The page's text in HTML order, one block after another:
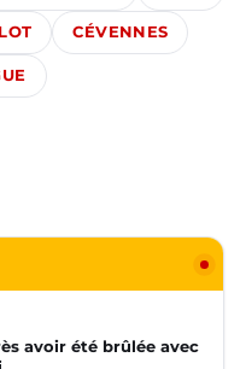
LOT CÉVENNES
avoir été brûlée avec